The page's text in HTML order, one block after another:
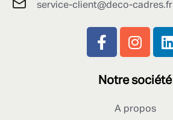
service-client@deco-cadres.fr
Notre société
A propos